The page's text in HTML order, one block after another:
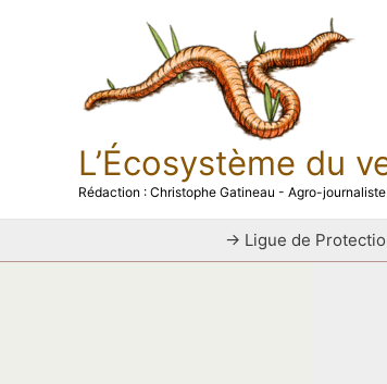
L’Écosystème du
Rédaction : Christophe Gatineau - Agro-
→ Ligue de